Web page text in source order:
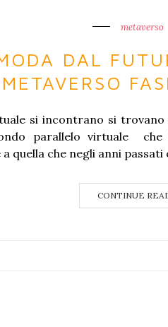
metaverso
DAL
METAVERSO
si incontrano si
parallelo virtuale
quella che negli anni
CONTINUE